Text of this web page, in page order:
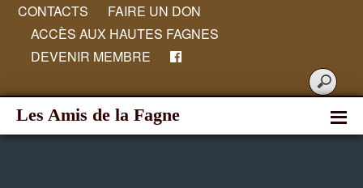
CONTACTS
FAIRE UN DON
ACCÈS AUX HAUTES FAGNES
DEVENIR MEMBRE
Les Amis de la Fagne